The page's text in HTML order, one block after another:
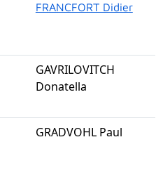
FRANCFORT Didier
GAVRILOVITCH
Donatella
GRADVOHL Paul